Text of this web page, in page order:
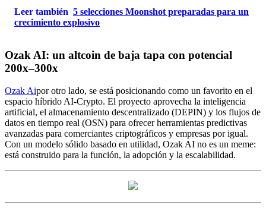
Leer también 5 selecciones Moonshot preparadas para un
crecimiento explosivo
Ozak AI: un altcoin de baja tapa con potencial
200x–300x
Ozak Aipor otro lado, se está posicionando como un favorito en el
espacio híbrido AI-Crypto. El proyecto aprovecha la inteligencia
artificial, el almacenamiento descentralizado (DEPIN) y los flujos de
datos en tiempo real (OSN) para ofrecer herramientas predictivas
avanzadas para comerciantes criptográficos y empresas por igual.
Con un modelo sólido basado en utilidad, Ozak AI no es un meme:
está construido para la función, la adopción y la escalabilidad.